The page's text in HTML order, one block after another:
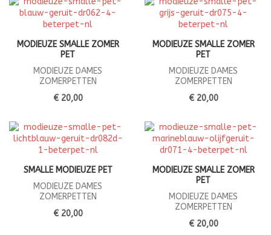
MODIEUZE SMALLE ZOMER
PET
MODIEUZE DAMES
ZOMERPETTEN
€ 20,00
MODIEUZE SMALLE ZOMER
PET
MODIEUZE DAMES
ZOMERPETTEN
€ 20,00
SMALLE MODIEUZE PET
MODIEUZE DAMES
ZOMERPETTEN
€ 20,00
MODIEUZE SMALLE ZOMER
PET
MODIEUZE DAMES
ZOMERPETTEN
€ 20,00